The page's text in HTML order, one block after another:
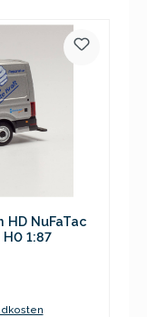
HD NuFaTac
1:87